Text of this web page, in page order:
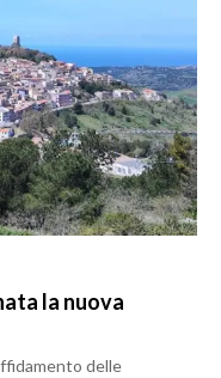
la nuova
delle